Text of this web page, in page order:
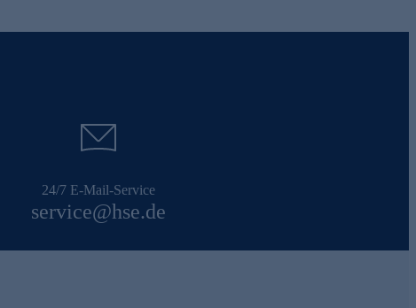
24/7 E-Mail-Service
service@hse.de